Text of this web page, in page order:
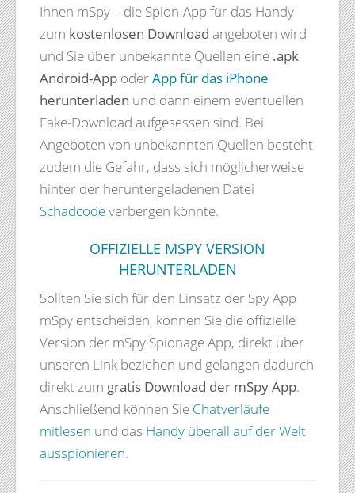
Ihnen mSpy – die Spion-App für das Handy
zum kostenlosen Download angeboten wird
und Sie über unbekannte Quellen eine .apk
Android-App oderApp für das iPhone
herunterladen und dann einem eventuellen
Fake-Download aufgesessen sind. Bei
Angeboten von unbekannten Quellen besteht
zudem die Gefahr, dass sich möglicherweise
hinter der heruntergeladenen Datei
Schadcodeverbergen könnte.
OFFIZIELLE MSPY VERSION
HERUNTERLADEN
Sollten Sie sich für den Einsatz der Spy App
mSpy entscheiden, können Sie die offizielle
Version der mSpy Spionage App, direkt über
unseren Link beziehen und gelangen dadurch
direkt zum gratis Download der mSpy App.
Anschließend können Sie Chatverläufe
mitlesen und das Handy überall auf der Welt
ausspionieren.